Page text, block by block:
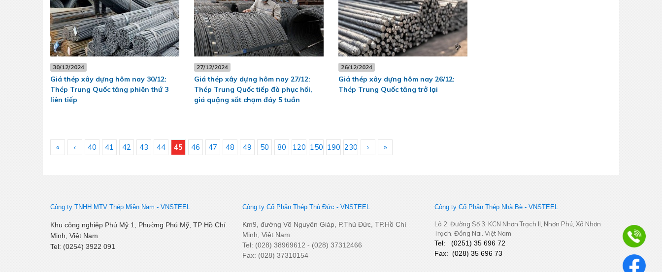
30/12/2024
Giá thép xây dựng hôm nay 30/12:
Thép Trung Quốc tăng phiên thứ 3
liên tiếp
27/12/2024
Giá thép xây dựng hôm nay 27/12:
Thép Trung Quốc tiếp đà phục hồi,
giá quặng sắt chạm đáy 5 tuần
26/12/2024
Giá thép xây dựng hôm nay 26/12:
Thép Trung Quốc tăng trở lại
« ‹ 40 41 42 43 44 45 46 47 48 49 50 80 120 150 190 230 › »
Công ty TNHH MTV Thép Miền Nam - VNSTEEL
Khu công nghiệp Phú Mỹ 1, Phường Phú Mỹ, TP Hồ Chí
Minh, Việt Nam
Tel: (0254) 3922 091
Công ty Cổ Phần Thép Thủ Đức - VNSTEEL
Km9, đường Võ Nguyên Giáp, P.Thủ Đức, TP.Hồ Chí
Minh, Việt Nam
Tel: (028) 38969612 - (028) 37312466
Fax: (028) 37310154
Công ty Cổ Phần Thép Nhà Bè - VNSTEEL
Lô 2, Đường Số 3, KCN Nhơn Trạch II, Nhơn Phú, Xã Nhơn
Trạch, Đồng Nai. Việt Nam
Tel: (0251) 35 696 72
Fax: (028) 35 696 73